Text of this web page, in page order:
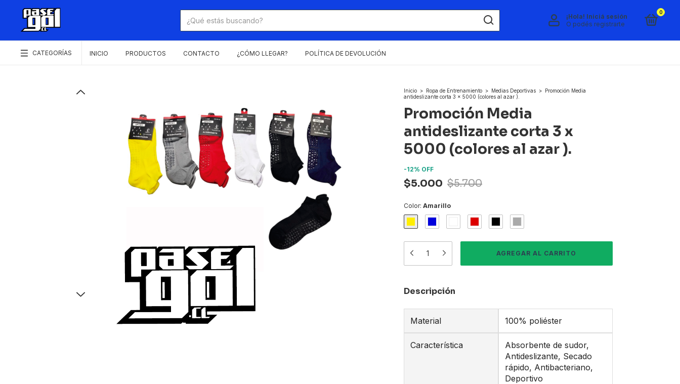
¡Hola! Iniciá sesión
O podés registrarte
0
CATEGORÍAS INICIO PRODUCTOS CONTACTO ¿CÓMO LLEGAR? POLÍTICA DE DEVOLUCIÓN
Inicio > Ropa de Entrenamiento > Medias Deportivas > Promoción Media
antideslizante corta 3 x 5000 (colores al azar ).
Promoción Media
antideslizante corta 3 x
5000 (colores al azar ).
-12% OFF
$5.000 $5.700
Color: Amarillo
Descripción
Material 100% poliéster
Característica
Absorbente de sudor,
Antideslizante, Secado
rápido, Antibacteriano,
Deportivo